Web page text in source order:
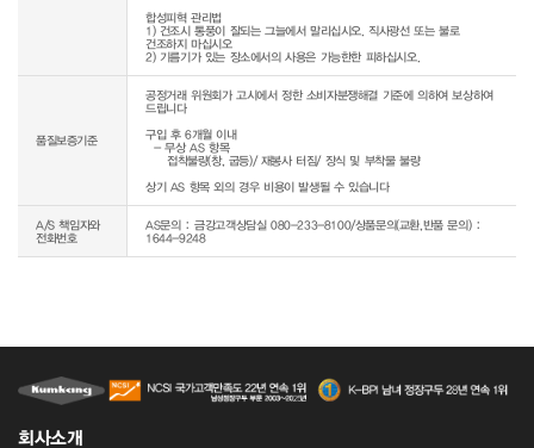
합성피혁 관리법
1) 건조시 통풍이 잘되는 그늘에서 말리십시오. 직사광선 또는 불로
건조하지 마십시오
2) 기름기가 있는 장소에서의 사용은 가능한한 피하십시오.
품질보증기준
공정거래 위원회가 고시에서 정한 소비자분쟁해결 기준에 의하여 보상하여
드립니다
구입 후 6개월 이내
  - 무상 AS 항목
상기 AS 항목 외의 경우 비용이 발생될 수 있습니다
A/S 책임자와
전화번호
AS문의 : 금강고객상담실 080-233-8100/상품문의(교환,반품 문의) :
1644-9248
회사소개